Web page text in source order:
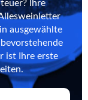
Ihre
ausgewählte
ist Ihre erste